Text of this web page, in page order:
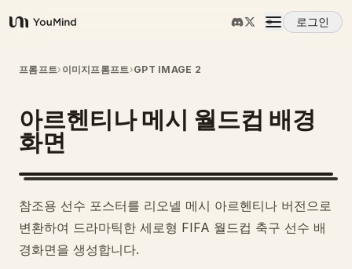
YouMind
로그인
개요
사용 사례
스킬
프롬프트
프롬프트› 이미지프롬프트›GPT IMAGE 2
아르헨티나 메시 월드컵 배경
화면
참조용 선수 포스터를 리오넬 메시 아르헨티나 버전으로
변환하여 드라마틱한 세로형 FIFA 월드컵 축구 선수 배
경화면을 생성합니다.